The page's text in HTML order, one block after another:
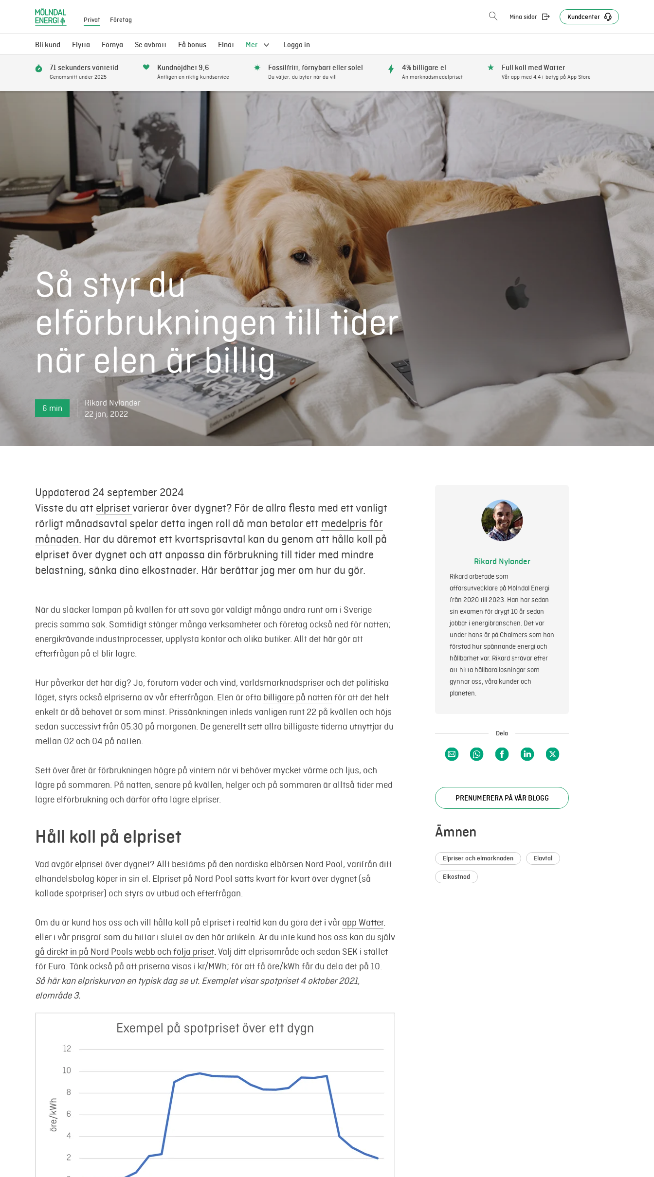
Privat Företag Mina sidor Kundcenter
Bli kund Flytta Förnya Se avbrott Få bonus Elnät Mer Logga in
71 sekunders väntetid
Genomsnitt under 2025
Kundnöjdhet 9,6
Äntligen en riktig kundservice
Fossilfritt, förnybart eller solel
Du väljer, du byter när du vill
4% billigare el
Än marknadsmedelpriset
Full koll med Watter
Vår app med 4.4 i betyg på App Store
Så styr du
elförbrukningen till tider
när elen är billig
6 min
Rikard Nylander
22 jan, 2022
Uppdaterad 24 september 2024
Visste du att elpriset varierar över dygnet? För de allra flesta med ett vanligt
rörligt månadsavtal spelar detta ingen roll då man betalar ett medelpris för
månaden. Har du däremot ett kvartsprisavtal kan du genom att hålla koll på
elpriset över dygnet och att anpassa din förbrukning till tider med mindre
belastning, sänka dina elkostnader. Här berättar jag mer om hur du gör.
När du släcker lampan på kvällen för att sova gör väldigt många andra runt om i Sverige
precis samma sak. Samtidigt stänger många verksamheter och företag också ned för natten;
energikrävande industriprocesser, upplysta kontor och olika butiker. Allt det här gör att
efterfrågan på el blir lägre.
Hur påverkar det här dig? Jo, förutom väder och vind, världsmarknadspriser och det politiska
läget, styrs också elpriserna av vår efterfrågan. Elen är ofta billigare på natten för att det helt
enkelt är då behovet är som minst. Prissänkningen inleds vanligen runt 22 på kvällen och höjs
sedan successivt från 05.30 på morgonen. De generellt sett allra billigaste tiderna utnyttjar du
mellan 02 och 04 på natten.
Sett över året är förbrukningen högre på vintern när vi behöver mycket värme och ljus, och
lägre på sommaren. På natten, senare på kvällen, helger och på sommaren är alltså tider med
lägre elförbrukning och därför ofta lägre elpriser.
Håll koll på elpriset
Vad avgör elpriset över dygnet? Allt bestäms på den nordiska elbörsen Nord Pool, varifrån ditt
elhandelsbolag köper in sin el. Elpriset på Nord Pool sätts kvart för kvart över dygnet (så
kallade spotpriser) och styrs av utbud och efterfrågan.
Om du är kund hos oss och vill hålla koll på elpriset i realtid kan du göra det i vår app Watter.
eller i vår prisgraf som du hittar i slutet av den här artikeln. Är du inte kund hos oss kan du själv
gå direkt in på Nord Pools webb och följa priset. Välj ditt elprisområde och sedan SEK i stället
för Euro. Tänk också på att priserna visas i kr/MWh; för att få öre/kWh får du dela det på 10.
Så här kan elpriskurvan en typisk dag se ut. Exemplet visar spotpriset 4 oktober 2021,
elområde 3.
Rikard Nylander
Rikard arbetade som
affärsutvecklare på Mölndal Energi
från 2020 till 2023. Han har sedan
sin examen för drygt 10 år sedan
jobbat i energibranschen. Det var
under hans år på Chalmers som han
förstod hur spännande energi och
hållbarhet var. Rikard strävar efter
att hitta hållbara lösningar som
gynnar oss, våra kunder och
planeten.
Dela
PRENUMERERA PÅ VÅR BLOGG
Ämnen
Elpriser och elmarknaden Elavtal
Elkostnad